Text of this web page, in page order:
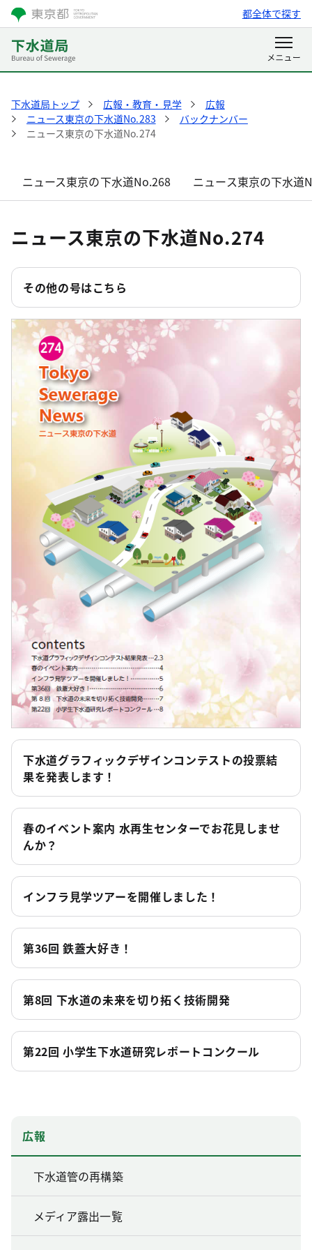
都全体で探す
下水道局トップ 広報・教育・見学
広報
ニュース東京の下水道No.283
バックナンバー
ニュース東京の下水道No.274
ニュース東京の下水道No.268 ニュース東京の下水道
ニュース東京の下水道No.274
その他の号はこちら
下水道グラフィックデザインコンテストの投票結
果を発表します！
春のイベント案内 水再生センターでお花見しませ
んか？
インフラ見学ツアーを開催しました！
第36回 鉄蓋大好き！
第8回 下水道の未来を切り拓く技術開発
第22回 小学生下水道研究レポートコンクール
広報
下水道管の再構築
メディア露出一覧